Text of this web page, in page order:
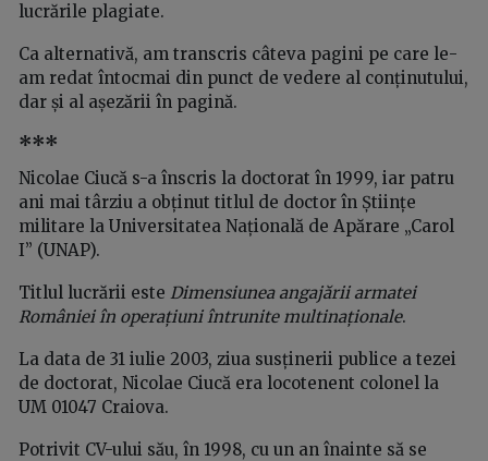
lucrările plagiate.
Ca alternativă, am transcris câteva pagini pe care le-
am redat întocmai din punct de vedere al conținutului,
dar și al așezării în pagină.
***
Nicolae Ciucă s-a înscris la doctorat în 1999, iar patru
ani mai târziu a obținut titlul de doctor în Științe
militare la Universitatea Națională de Apărare „Carol
I” (UNAP).
Titlul lucrării este Dimensiunea angajării armatei
României în operațiuni întrunite multinaționale.
La data de 31 iulie 2003, ziua susținerii publice a tezei
de doctorat, Nicolae Ciucă era locotenent colonel la
UM 01047 Craiova.
Potrivit CV-ului său, în 1998, cu un an înainte să se